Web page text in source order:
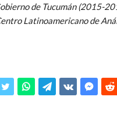
de Tucumán (2015-
Latinoamericano de